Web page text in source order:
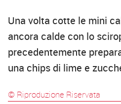
Una volta cotte le mini
ancora calde con lo
precedentemente
una chips di lime e
© Riproduzione Riservata